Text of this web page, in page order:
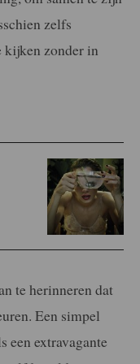
zelfs
kijken zonder in
te herinneren dat
Een simpel
een extravagante